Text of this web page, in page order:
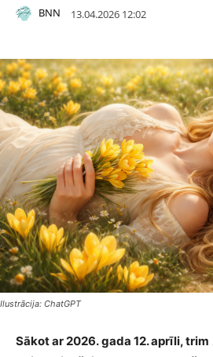
BNN 13.04.2026 12:02
Ilustrācija: ChatGPT
Sākot ar 2026. gada 12. aprīli,